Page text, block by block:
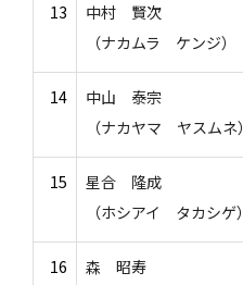
13
中村 賢次
（ナカムラ ケンジ）
14
中山 泰宗
（ナカヤマ ヤスムネ）
15
星合 隆成
（ホシアイ タカシゲ）
16
森 昭寿